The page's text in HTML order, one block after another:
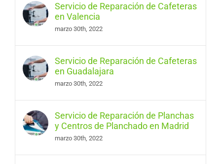
Servicio de Reparación de Cafeteras
en Valencia
marzo 30th, 2022
Servicio de Reparación de Cafeteras
en Guadalajara
marzo 30th, 2022
Servicio de Reparación de Planchas
y Centros de Planchado en Madrid
marzo 30th, 2022